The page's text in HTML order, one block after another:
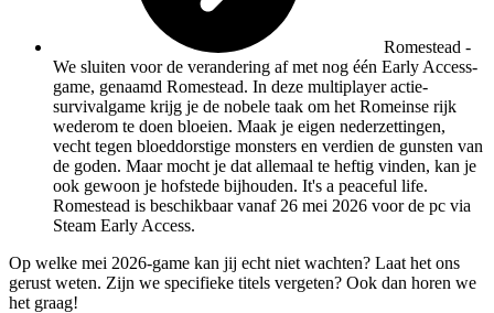
Romestead -
We sluiten voor de verandering af met nog één Early Access-
game, genaamd Romestead. In deze multiplayer actie-
survivalgame krijg je de nobele taak om het Romeinse rijk
wederom te doen bloeien. Maak je eigen nederzettingen,
vecht tegen bloeddorstige monsters en verdien de gunsten van
de goden. Maar mocht je dat allemaal te heftig vinden, kan je
ook gewoon je hofstede bijhouden. It's a peaceful life.
Romestead is beschikbaar vanaf 26 mei 2026 voor de pc via
Steam Early Access.
Op welke mei 2026-game kan jij echt niet wachten? Laat het ons
gerust weten. Zijn we specifieke titels vergeten? Ook dan horen we
het graag!